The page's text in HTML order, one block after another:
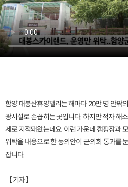
함양 대봉산휴양밸리는 해마다 20만 명 안팎
광시설로 손꼽히는 곳입니다. 하지만 적자 해
제로 지적돼왔는데요. 이런 가운데 캠핑장과
위탁을 내용으로 한 동의안이 군의회 통과를
잡니다.
【 기자 】